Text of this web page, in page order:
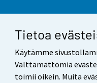
Tietoa
Käytämme
Välttämättömiä
toimii oikein. Muita
Yhteystiedot
Palaute
Käyttöehdot